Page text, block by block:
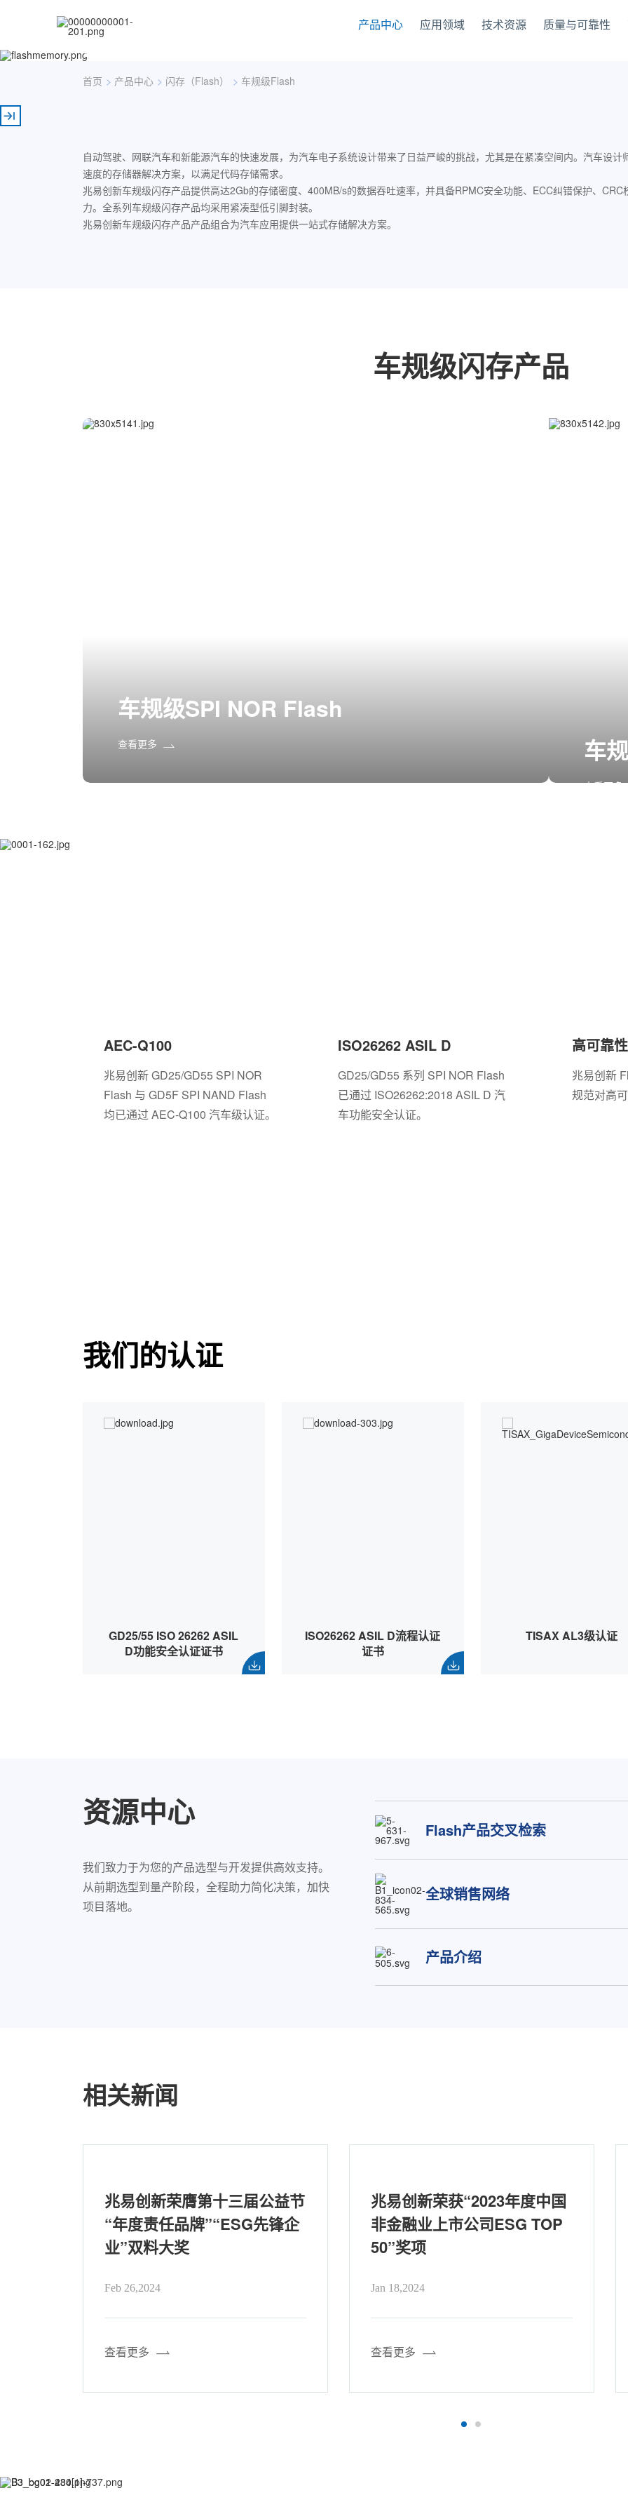
产品中心 应用领域 技术资源 质量与可靠性
车规级Flash
首页 > 产品中心 > 闪存（Flash） > 车规级Flash
自动驾驶、网联汽车和新能源汽车的快速发展，为汽车电子系统设计带来了日益严峻的挑战，尤其是在紧凑空间内。汽车设
速度的存储器解决方案，以满足代码存储需求。
兆易创新车规级闪存产品提供高达2Gb的存储密度、400MB/s的数据吞吐速率，并具备RPMC安全功能、ECC纠错保护、
力。全系列车规级闪存产品均采用紧凑型低引脚封装。
兆易创新车规级闪存产品产品组合为汽车应用提供一站式存储解决方案。
车规级闪存产品
车规级SPI NOR Flash
查看更多 车
查看更多
AEC-Q100
兆易创新 GD25/GD55 SPI NOR
Flash 与 GD5F SPI NAND Flash
均已通过 AEC-Q100 汽车级认证。
ISO26262 ASIL D
GD25/GD55 系列 SPI NOR Flash
已通过 ISO26262:2018 ASIL D 汽
车功能安全认证。
高可靠性
兆易创新
规范对高
我们的认证
GD25/55 ISO 26262 ASIL
D功能安全认证证书
ISO26262 ASIL D流程认证
证书
TISAX AL3级认证
资源中心
我们致力于为您的产品选型与开发提供高效支持。
从前期选型到量产阶段，全程助力简化决策，加快
项目落地。
Flash产品交叉检索
全球销售网络
产品介绍
相关新闻
兆易创新荣膺第十三届公益节
“年度责任品牌”“ESG先锋企
业”双料大奖
Feb 26,2024
查看更多
兆易创新荣获“2023年度中国
非金融业上市公司ESG TOP
50”奖项
Jan 18,2024
查看更多